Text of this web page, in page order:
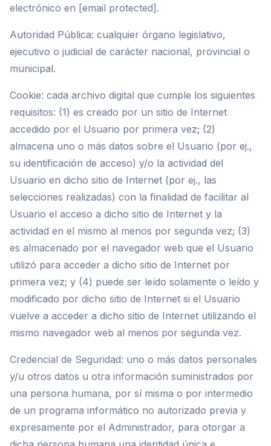
electrónico en [email protected].
Autoridad Pública: cualquier órgano legislativo,
ejecutivo o judicial de carácter nacional, provincial o
municipal.
Cookie: cada archivo digital que cumple los siguientes
requisitos: (1) es creado por un sitio de Internet
accedido por el Usuario por primera vez; (2)
almacena uno o más datos sobre el Usuario (por ej.,
su identificación de acceso) y/o la actividad del
Usuario en dicho sitio de Internet (por ej., las
selecciones realizadas) con la finalidad de facilitar al
Usuario el acceso a dicho sitio de Internet y la
actividad en el mismo al menos por segunda vez; (3)
es almacenado por el navegador web que el Usuario
utilizó para acceder a dicho sitio de Internet por
primera vez; y (4) puede ser leído solamente o leído y
modificado por dicho sitio de Internet si el Usuario
vuelve a acceder a dicho sitio de Internet utilizando el
mismo navegador web al menos por segunda vez.
Credencial de Seguridad: uno o más datos personales
y/u otros datos u otra información suministrados por
una persona humana, por sí misma o por intermedio
de un programa informático no autorizado previa y
expresamente por el Administrador, para otorgar a